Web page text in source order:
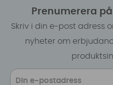
Prenumerera
Skriv i din e-post adress
nyheter om